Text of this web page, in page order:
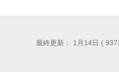
最終更新： 1月14日 ( 937